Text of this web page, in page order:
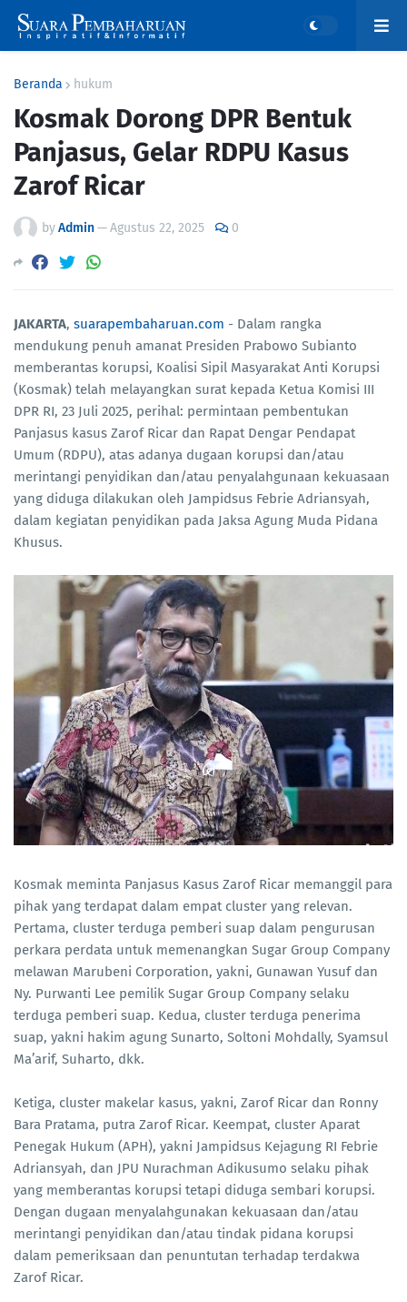
Beranda hukum
Kosmak Dorong DPR Bentuk
Panjasus, Gelar RDPU Kasus
Zarof Ricar
byAdmin—Agustus 22, 2025 0
JAKARTA, suarapembaharuan.com - Dalam rangka
mendukung penuh amanat Presiden Prabowo Subianto
memberantas korupsi, Koalisi Sipil Masyarakat Anti Korupsi
(Kosmak) telah melayangkan surat kepada Ketua Komisi III
DPR RI, 23 Juli 2025, perihal: permintaan pembentukan
Panjasus kasus Zarof Ricar dan Rapat Dengar Pendapat
Umum (RDPU), atas adanya dugaan korupsi dan/atau
merintangi penyidikan dan/atau penyalahgunaan kekuasaan
yang diduga dilakukan oleh Jampidsus Febrie Adriansyah,
dalam kegiatan penyidikan pada Jaksa Agung Muda Pidana
Khusus.
Kosmak meminta Panjasus Kasus Zarof Ricar memanggil para
pihak yang terdapat dalam empat cluster yang relevan.
Pertama, cluster terduga pemberi suap dalam pengurusan
perkara perdata untuk memenangkan Sugar Group Company
melawan Marubeni Corporation, yakni, Gunawan Yusuf dan
Ny. Purwanti Lee pemilik Sugar Group Company selaku
terduga pemberi suap. Kedua, cluster terduga penerima
suap, yakni hakim agung Sunarto, Soltoni Mohdally, Syamsul
Ma’arif, Suharto, dkk.
Ketiga, cluster makelar kasus, yakni, Zarof Ricar dan Ronny
Bara Pratama, putra Zarof Ricar. Keempat, cluster Aparat
Penegak Hukum (APH), yakni Jampidsus Kejagung RI Febrie
Adriansyah, dan JPU Nurachman Adikusumo selaku pihak
yang memberantas korupsi tetapi diduga sembari korupsi.
Dengan dugaan menyalahgunakan kekuasaan dan/atau
merintangi penyidikan dan/atau tindak pidana korupsi
dalam pemeriksaan dan penuntutan terhadap terdakwa
Zarof Ricar.